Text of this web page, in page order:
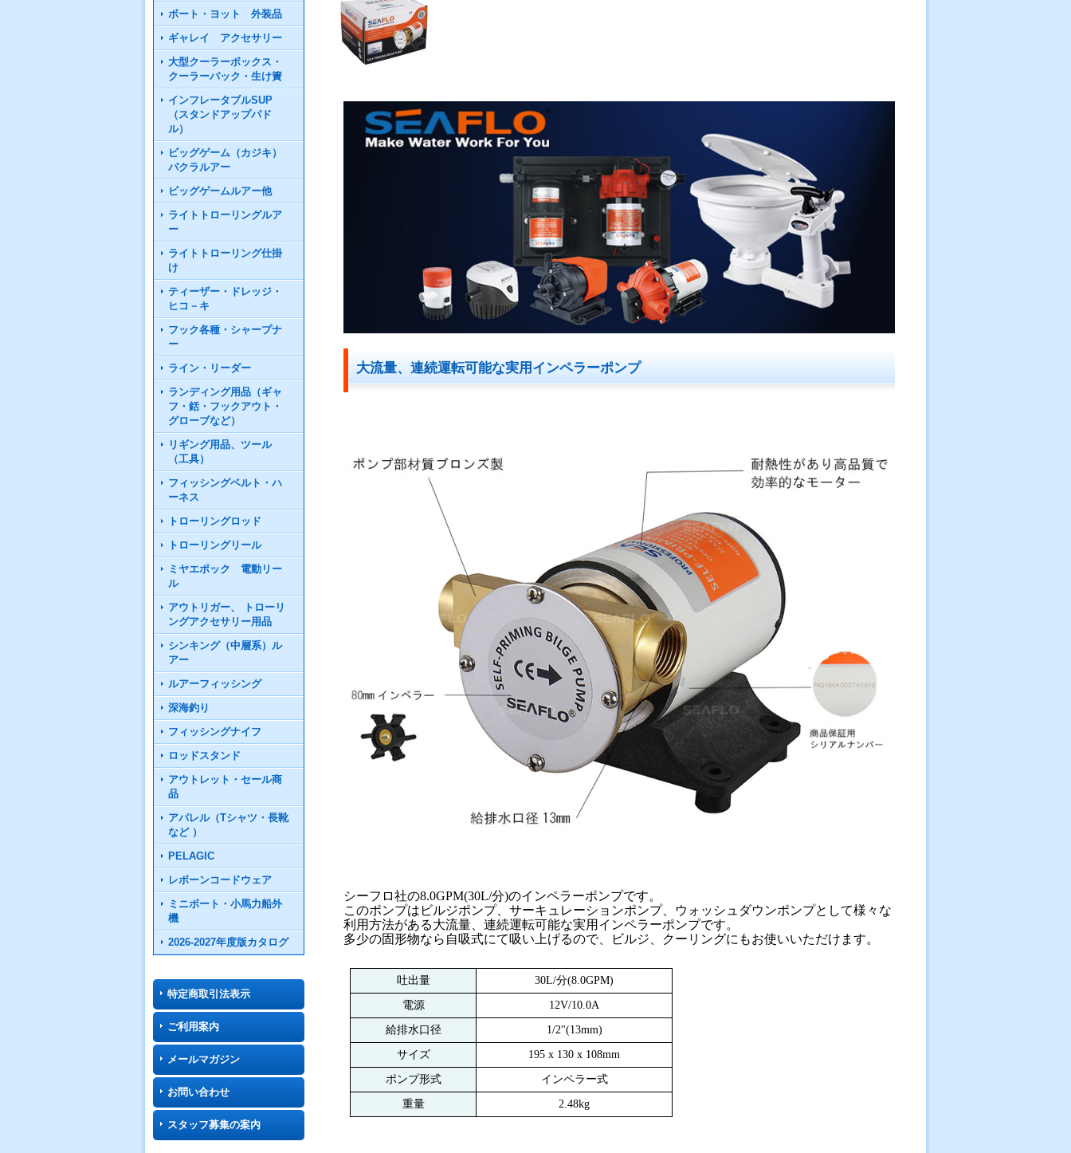
ボート・ヨット 外装品
ギャレイ アクセサリー
大型クーラーボックス・
クーラーバック・生け簀
インフレータブルSUP
（スタンドアップパド
ル）
ビッグゲーム（カジキ）
パクラルアー
ビッグゲームルアー他
ライトトローリングルア
ー
ライトトローリング仕掛
け
ティーザー・ドレッジ・
ヒコ－キ
フック各種・シャープナ
ー
ライン・リーダー
ランディング用品（ギャ
フ・銛・フックアウト・
グローブなど）
リギング用品、ツール
（工具）
フィッシングベルト・ハ
ーネス
トローリングロッド
トローリングリール
ミヤエポック 電動リー
ル
アウトリガー、 トローリ
ングアクセサリー用品
シンキング（中層系）ル
アー
ルアーフィッシング
深海釣り
フィッシングナイフ
ロッドスタンド
アウトレット・セール商
品
アパレル（Tシャツ・長靴
など ）
PELAGIC
レボーンコードウェア
ミニボート・小馬力船外
機
2026-2027年度版カタログ
特定商取引法表示
ご利用案内
メールマガジン
お問い合わせ
スタッフ募集の案内
大流量、連続運転可能な実用インペラーポンプ
シーフロ社の8.0GPM(30L/分)のインペラーポンプです。
このポンプはビルジポンプ、サーキュレーションポンプ、ウォッシュダウンポンプとして様々な
利用方法がある大流量、連続運転可能な実用インペラーポンプです。
多少の固形物なら自吸式にて吸い上げるので、ビルジ、クーリングにもお使いいただけます。
吐出量 30L/分(8.0GPM)
電源 12V/10.0A
給排水口径 1/2"(13mm)
サイズ 195 x 130 x 108mm
ポンプ形式 インペラー式
重量 2.48kg